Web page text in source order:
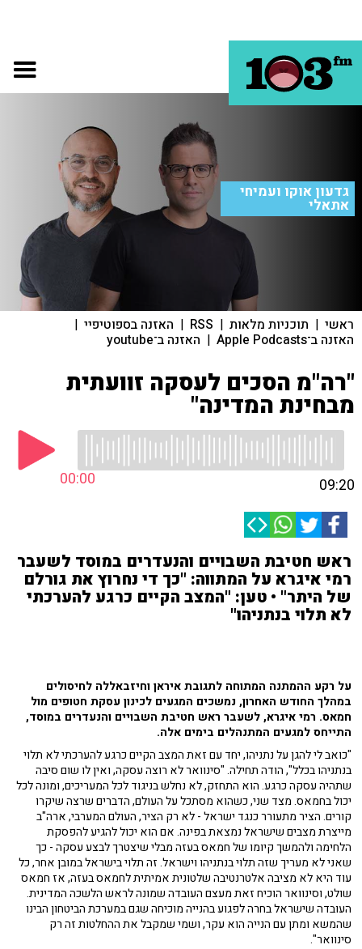
גדעון אוקו ועמיחי
אתאלי
ראשי | תוכניות מלאות |
RSS
| האזנה בספוטיפיי |
האזנה ב־Apple Podcasts | האזנה ב־youtube
"רה"מ הסכים לעסקה זוועתית
מבחינת המדינה"
00:00 09:20
ראש חטיבת השבויים והנעדרים במוסד לשעבר
רמי איגרא על המתווה: "כך די נחרוץ את גורלם
של היתר" • טען: "המצב הקיים כרגע להערכתי
לא תלוי בנתניהו"
על רקע ההמתנה המתוחה לתגובת איראן וחיזבאללה לחיסולים
במהלך החודש האחרון, נמשכים המגעים לכינון עסקת חטופים מול
חמאס. רמי איגרא, לשעבר ראש חטיבת השבויים והנעדרים במוסד,
התייחס למגעים המתנהלים בימים אלה.
"כואב לי להגן על נתניהו, יחד עם זאת המצב הקיים כרגע להערכתי לא תלוי
בנתניהו בכלל", הודה תחילה. "סינוואר לא רוצה עסקה, ואין לו שום סיבה
שתהיה עסקה כרגע. הוא התחזק, לא נחלש בניגוד לכל המעריכים, ומונה לכל
יכול בחמאס. מצד שני, כשהוא מסתכל על העולם, הדברים שרצה שיקרו
קורים. הציר מתעורר כנגד ישראל - לא רק הציר, העולם המערבי, ארה"ב
מייצרת מצבים שישראל נמצאת בפינה. אם הוא יכול להגיע להפסקת
הלחימה ולהמשך קיומו של חמאס בעזה מבלי שיצטרך לבצע עסקה - כך
שאני לא מעריך שזה תלוי בנתניהו וישראל. זה תלוי בישראל במובן אחר, כל
עוד היא לא מציבה אלטרנטיבה שלטונית אמיתית לחמאס בעזה, אז חמאס
שולט, וסינוואר הוכיח זאת מעצם העובדה שמונה לראש הלשכה המדינית.
העובדה שישראל בחרה לפגוע בהנייה מוכיחה שגם במערכת הביטחון הבינו
שהמשא ומתן עם הנייה הוא עקר, ושמי שמקבל את ההחלטות זה רק
סינוואר".